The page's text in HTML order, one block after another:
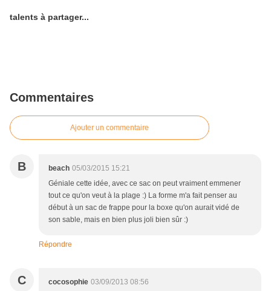
talents à partager...
Commentaires
Ajouter un commentaire
B beach 05/03/2015 15:21
Géniale cette idée, avec ce sac on peut vraiment emmener
tout ce qu'on veut à la plage :) La forme m'a fait penser au
début à un sac de frappe pour la boxe qu'on aurait vidé de
son sable, mais en bien plus joli bien sûr :)
Répondre
C cocosophie 03/09/2013 08:56